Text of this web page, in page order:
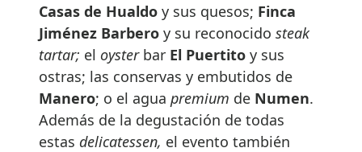
Casas de Hualdo y sus quesos; Finca
Jiménez Barbero y su reconocido steak
tartar; el oysterbar El Puertito y sus
ostras; las conservas y embutidos de
Manero; o el agua premium de Numen.
Además de la degustación de todas
estas delicatessen, el evento también